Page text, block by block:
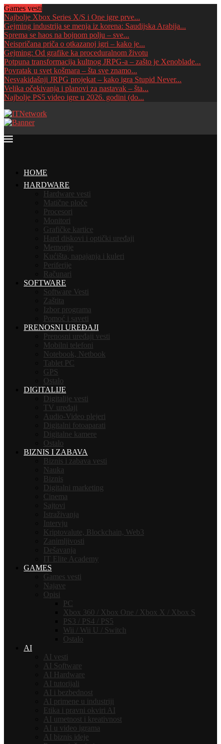
Games vesti
Najbolje Xbox Series X/S i One igre prve...
Gejming industrija se menja iz korena: Saudijska Arabija...
Sprema se haos na bojnom polju – sve...
Neispričana priča o otkazanoj igri – kako je...
Gejming: Od grafike ka proceduralnom životu
Potpuna transformacija kultnog JRPG-a – zašto je Xenoblade...
Povratak u svet košmara – šta sve znamo...
Nesvakidašnji JRPG projekat – kako igra Stupid Never...
Velika očekivanja i planovi za nastavak – šta...
Najbolje PS5 video igre u 2026. godini (do...
HOME
HARDWARE
Hardware vesti
Matične ploče
Procesori
Monitori
Grafičke kartice
Hard diskovi i optički uređaji
Memorije
Kućišta, napajanja i kuleri
Periferije
Računari
SOFTWARE
Software Vesti
Zaštita
Izbor programa
Pomoć i saveti
PRENOSNI UREĐAJI
Prenosni uređaji vesti
Mobilni telefoni
Notebook, Netbook
Tablet PC
GPS
Ostalo
DIGITALIJE
Digitalije vesti
TV uređaji
Audio-Video plejeri
Digitalni fotoaparati
Digitalne kamere
Ostalo
BIZNIS I ZABAVA
Biznis i zabava vesti
Nauka
Biznis
Digitalni marketing
Cinema
Sajtovi
Istraživanja
Intervju
Kriptovalute, Blockchain, Web3
Zanimljivosti
Dešavanja
IT Elite Academy
GAMES
Games vesti
Najave
Opisi
PC
Xbox 360 / Xbox One / Xbox X / Xbox S
PS3 / PS4 / PS5
Wii / Wii U / Switch
Ostalo
AI
AI vesti
AI Software
AI Hardware
AI tutorijali
AI i bezbednost
AI primene u industriji
Etika i pravni okviri AI
AI umetnost i kreativnost
AI u video igrama
AI biznis ideje